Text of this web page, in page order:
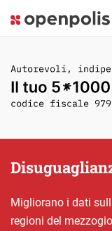
Migliorano i dati
regioni del